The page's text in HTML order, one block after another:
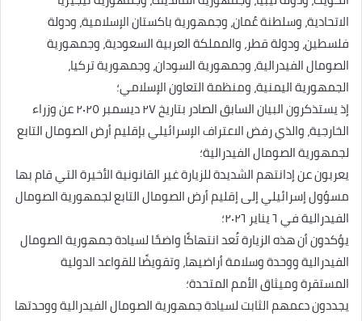
الاتحادية، وسلطنة عُمان، وجمهورية باكستان الإسلامية، ودولة
فلسطين، ودولة قطر، والمملكة العربية السعودية، وجمهورية
الصومال الفيدرالية، وجمهورية السودان، وجمهورية تركيا،
الجمهورية اليمنية، ومنظمة التعاون الإسلامي؛
إذ يستذكرون البيان السابق الصادر بتاريخ ٢٧ ديسمبر ٢٠٢٥ عن وزراء
الخارجية، والذي رفض الاعتراف الإسرائيلي بإقليم أرض الصومال التابع
لجمهورية الصومال الفيدرالية؛
يعربون عن إدانتهم الشديدة للزيارة غير القانونية الأخيرة التي قام بها
مسؤول إسرائيلي إلى إقليم أرض الصومال التابع لجمهورية الصومال
الفيدرالية في ٦ يناير ٢٠٢٦؛
يؤكدون أن هذه الزيارة تُعد انتهاكًا واضحًا لسيادة جمهورية الصومال
الفيدرالية ووحدة وسلامة أراضيها، وتقويضًا للقواعد الدولية
المستقرة وميثاق الأمم المتحدة؛
يجددون دعمهم الثابت لسيادة جمهورية الصومال الفيدرالية ووحدتها